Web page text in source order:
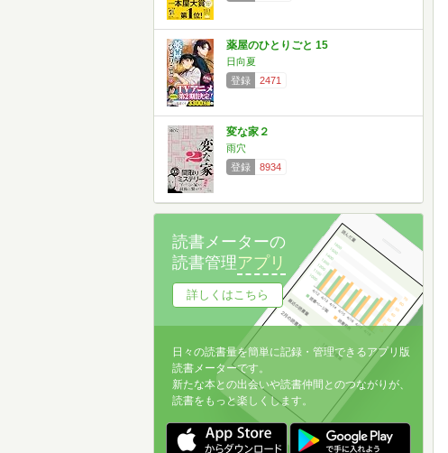
薬屋のひとりごと 15
日向夏
登録
2471
変な家２
雨穴
登録
8934
読書メーターの
読書管理アプリ
詳しくはこちら
日々の読書量を簡単に記録・管理できるアプリ版
読書メーターです。
新たな本との出会いや読書仲間とのつながりが、
読書をもっと楽しくします。